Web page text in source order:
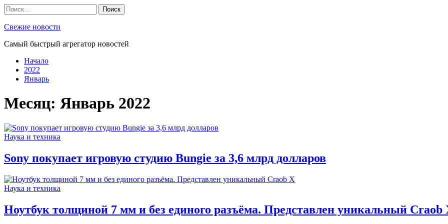
Skip
to
content
Найти:
Свежие новости
Самый быстрый агрегатор новостей
Начало
2022
Январь
Месяц: Январь 2022
Наука и техника
Sony покупает игровую студию Bungie за 3,6 млрд долларов
Наука и техника
Ноутбук толщиной 7 мм и без единого разъёма. Представлен уникальный Craob